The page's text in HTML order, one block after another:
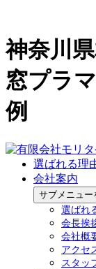
神奈川
窓プラ
例
選ばれる理
会社案内
サブメニュー
選ばれ
会長挨
会社概
アクセ
スタッ